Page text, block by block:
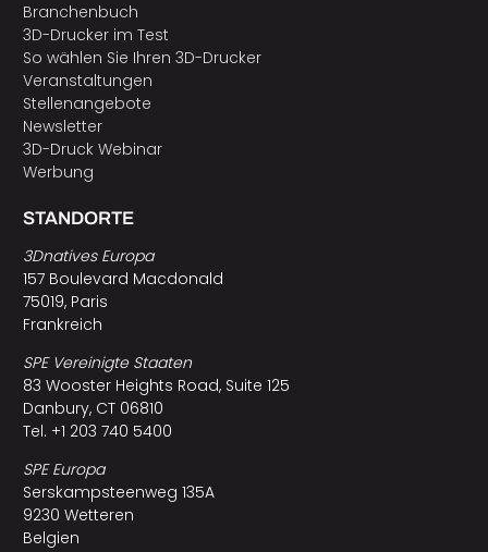
Branchenbuch
3D-Drucker im Test
So wählen Sie Ihren 3D-Drucker
Veranstaltungen
Stellenangebote
Newsletter
3D-Druck Webinar
Werbung
STANDORTE
3Dnatives Europa
157 Boulevard Macdonald
75019, Paris
Frankreich
SPE Vereinigte Staaten
83 Wooster Heights Road, Suite 125
Danbury, CT 06810
Tel. +1 203 740 5400
SPE Europa
Serskampsteenweg 135A
9230 Wetteren
Belgien